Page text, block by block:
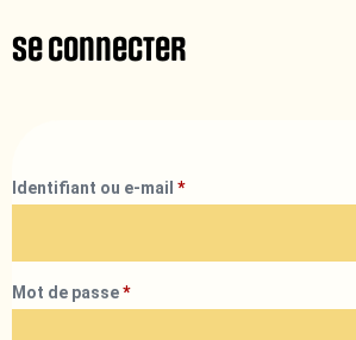
Se connecter
Identifiant ou e-mail *
Mot de passe*